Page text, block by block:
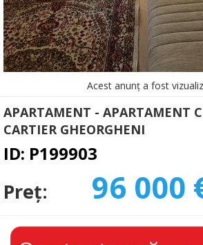
Acest anunț a fost
APARTAMENT - APARTAMENT
CARTIER GHEORGHENI
ID: P199903
Preț: 96 000